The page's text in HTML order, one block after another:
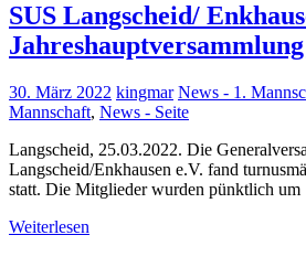
SUS Langscheid/
30. März 2022 kingmar News - 1.
Mannschaft, News - Seite
Langscheid, 25.03.2022. Die
Langscheid/Enkhausen e.V. fand
statt. Die Mitglieder wurden pünktlich um
Weiterlesen